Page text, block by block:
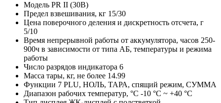
Модель PR II (30B)
Предел взвешивания, кг 15/30
Цена поверочного деления и дискретность отсчета, г
5/10
Время непрерывной работы от аккумулятора, часов 250-
900ч в зависимости от типа АБ, температуры и режима
работы
Число разрядов индикатора 6
Масса тары, кг, не более 14.99
Функции 7 PLU, НОЛЬ, ТАРА, спящий режим, СУММА
Диапазон рабочих температур, °C -10 °C ~ +40 °C